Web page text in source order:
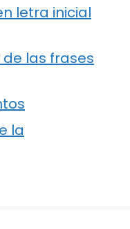
letra inicial
las frases
la